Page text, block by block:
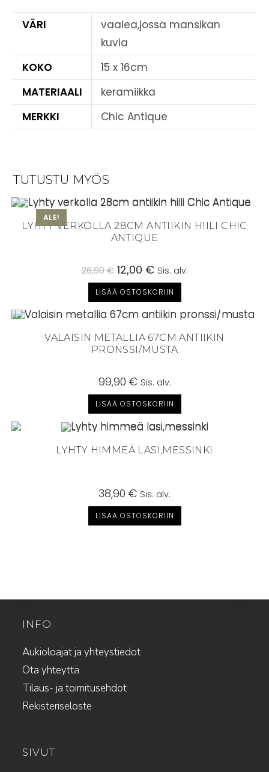
VÄRI
vaalea,jossa mansikan
kuvia
KOKO
15 x 16cm
MATERIAALI
keramiikka
MERKKI
Chic Antique
TUTUSTU MYÖS
ALE!
LYHTY VERKOLLA 28CM ANTIIKIN HIILI CHIC
ANTIQUE
26,90€ Alkuperäinen
hinta
oli:
26,90 €.
12,00 €Nykyinen
hinta
on:
12,00 €.
Sis. alv.
LISÄÄ OSTOSKORIIN
VALAISIN METALLIA 67CM ANTIIKIN
PRONSSI/MUSTA
99,90 € Sis. alv.
LISÄÄ OSTOSKORIIN
LYHTY HIMMEÄ LASI,MESSINKI
38,90 € Sis. alv.
LISÄÄ OSTOSKORIIN
INFO
Aukioloajat ja yhteystiedot
Ota yhteyttä
Tilaus- ja toimitusehdot
Rekisteriseloste
SIVUT